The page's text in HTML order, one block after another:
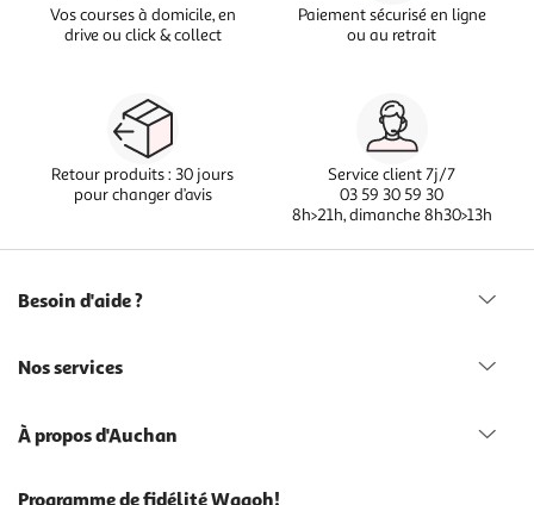
Vos courses à domicile, en
drive ou click & collect
Paiement sécurisé en ligne
ou au retrait
Retour produits : 30 jours
pour changer d’avis
Service client 7j/7
03 59 30 59 30
8h>21h, dimanche 8h30>13h
Besoin d'aide ?
Nos services
À propos d'Auchan
Programme de fidélité Waaoh!